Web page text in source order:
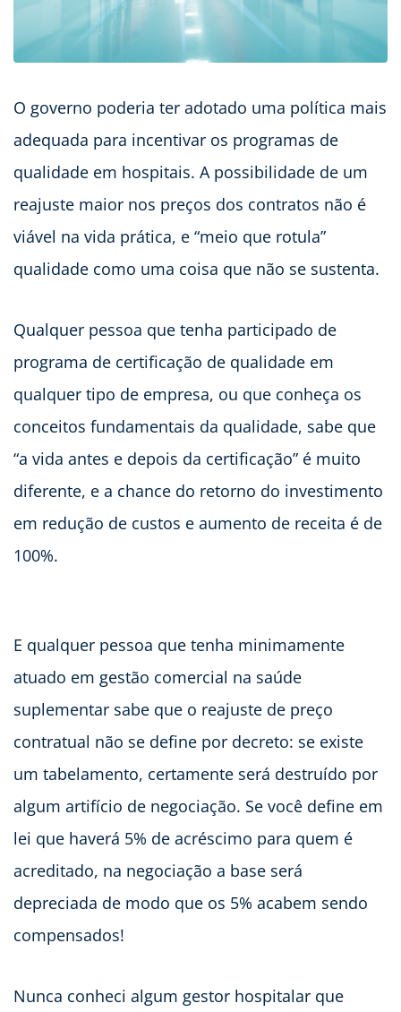
O governo poderia ter adotado uma política mais
adequada para incentivar os programas de
qualidade em hospitais. A possibilidade de um
reajuste maior nos preços dos contratos não é
viável na vida prática, e “meio que rotula”
qualidade como uma coisa que não se sustenta.
Qualquer pessoa que tenha participado de
programa de certificação de qualidade em
qualquer tipo de empresa, ou que conheça os
conceitos fundamentais da qualidade, sabe que
“a vida antes e depois da certificação” é muito
diferente, e a chance do retorno do investimento
em redução de custos e aumento de receita é de
100%.
E qualquer pessoa que tenha minimamente
atuado em gestão comercial na saúde
suplementar sabe que o reajuste de preço
contratual não se define por decreto: se existe
um tabelamento, certamente será destruído por
algum artifício de negociação. Se você define em
lei que haverá 5% de acréscimo para quem é
acreditado, na negociação a base será
depreciada de modo que os 5% acabem sendo
compensados!
Nunca conheci algum gestor hospitalar que